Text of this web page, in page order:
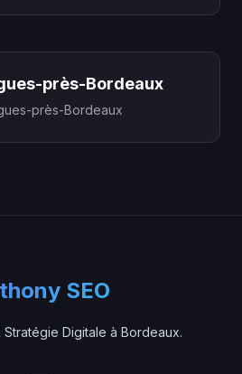
près-Bordeaux
près-Bordeaux
SEO
Stratégie Digitale à Bordeaux.